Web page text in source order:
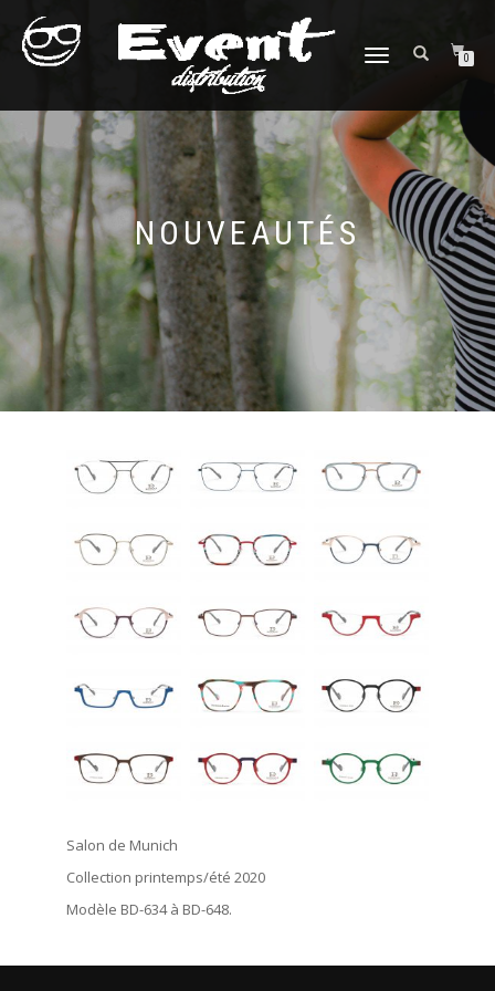
DÉPLIER
0
NOUVEAUTÉS
Salon de Munich
Collection printemps/été 2020
Modèle BD-634 à BD-648.